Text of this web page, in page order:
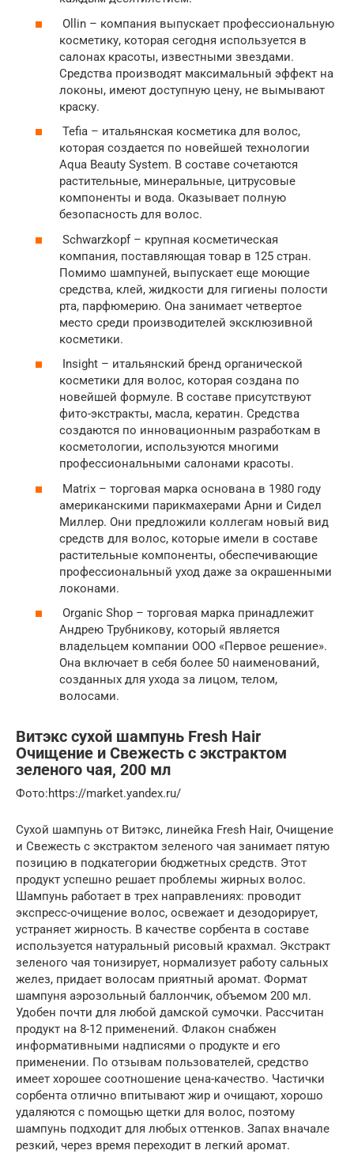
Ollin – компания выпускает профессиональную
косметику, которая сегодня используется в
салонах красоты, известными звездами.
Средства производят максимальный эффект на
локоны, имеют доступную цену, не вымывают
краску.
Tefia – итальянская косметика для волос,
которая создается по новейшей технологии
Aqua Beauty System. В составе сочетаются
растительные, минеральные, цитрусовые
компоненты и вода. Оказывает полную
безопасность для волос.
Schwarzkopf – крупная косметическая
компания, поставляющая товар в 125 стран.
Помимо шампуней, выпускает еще моющие
средства, клей, жидкости для гигиены полости
рта, парфюмерию. Она занимает четвертое
место среди производителей эксклюзивной
косметики.
Insight – итальянский бренд органической
косметики для волос, которая создана по
новейшей формуле. В составе присутствуют
фито-экстракты, масла, кератин. Средства
создаются по инновационным разработкам в
косметологии, используются многими
профессиональными салонами красоты.
Matrix – торговая марка основана в 1980 году
американскими парикмахерами Арни и Сидел
Миллер. Они предложили коллегам новый вид
средств для волос, которые имели в составе
растительные компоненты, обеспечивающие
профессиональный уход даже за окрашенными
локонами.
Organic Shop – торговая марка принадлежит
Андрею Трубникову, который является
владельцем компании ООО «Первое решение».
Она включает в себя более 50 наименований,
созданных для ухода за лицом, телом,
волосами.
Витэкс сухой шампунь Fresh Hair
Очищение и Свежесть c экстрактом
зеленого чая, 200 мл
​Фото:https://market.yandex.ru/
Сухой шампунь от Витэкс, линейка Fresh Hair, Очищение
и Свежесть c экстрактом зеленого чая занимает пятую
позицию в подкатегории бюджетных средств. Этот
продукт успешно решает проблемы жирных волос.
Шампунь работает в трех направлениях: проводит
экспресс-очищение волос, освежает и дезодорирует,
устраняет жирность. В качестве сорбента в составе
используется натуральный рисовый крахмал. Экстракт
зеленого чая тонизирует, нормализует работу сальных
желез, придает волосам приятный аромат. Формат
шампуня аэрозольный баллончик, объемом 200 мл.
Удобен почти для любой дамской сумочки. Рассчитан
продукт на 8-12 применений. Флакон снабжен
информативными надписями о продукте и его
применении. По отзывам пользователей, средство
имеет хорошее соотношение цена-качество. Частички
сорбента отлично впитывают жир и очищают, хорошо
удаляются с помощью щетки для волос, поэтому
шампунь подходит для любых оттенков. Запах вначале
резкий, через время переходит в легкий аромат.